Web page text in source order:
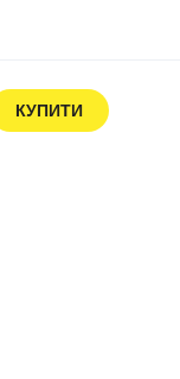
КУПИТИ